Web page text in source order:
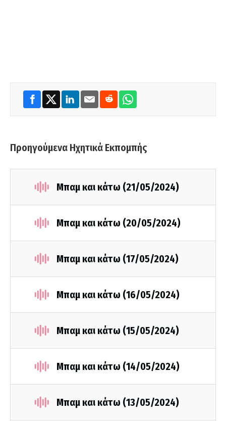
Προηγούμενα Ηχητικά Εκπομπής
Μπαμ και κάτω (21/05/2024)
Μπαμ και κάτω (20/05/2024)
Μπαμ και κάτω (17/05/2024)
Μπαμ και κάτω (16/05/2024)
Μπαμ και κάτω (15/05/2024)
Μπαμ και κάτω (14/05/2024)
Μπαμ και κάτω (13/05/2024)